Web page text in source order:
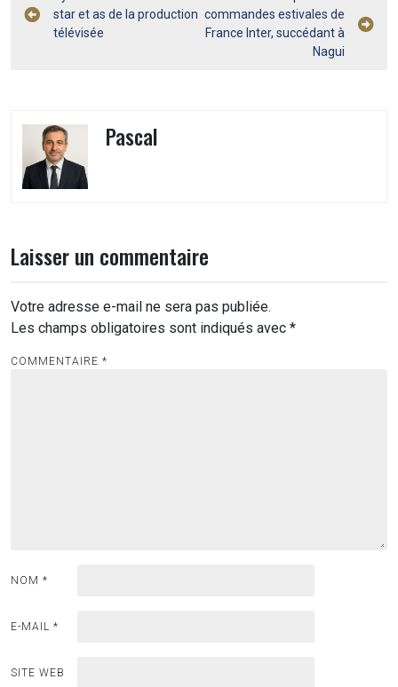
de
star et as de la production
télévisée
commandes estivales de
France Inter, succédant à
Nagui
Pascal
Laisser un commentaire
Votre adresse e-mail ne sera pas publiée.
Les champs obligatoires sont indiqués avec *
COMMENTAIRE *
NOM *
E-MAIL *
SITE WEB